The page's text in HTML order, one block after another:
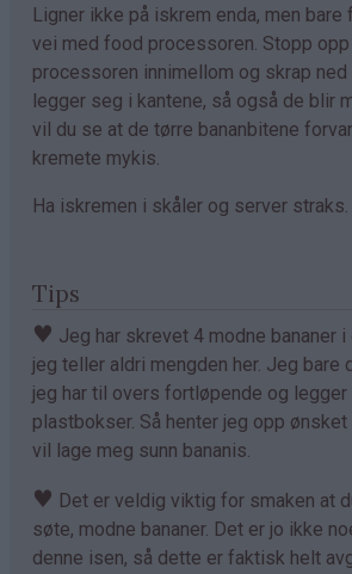
Ligner ikke på iskrem enda, men
vei med food processoren. Stopp
processoren innimellom og skrap
legger seg i kantene, så også de blir
vil du se at de tørre bananbitene
kremete mykis.
Ha iskremen i skåler og server straks.
Tips
♥ Jeg har skrevet 4 modne bananer
jeg teller aldri mengden her. Jeg bare
jeg har til overs fortløpende og legger
plastbokser. Så henter jeg opp ønsket
vil lage meg sunn bananis.
♥ Det er veldig viktig for smaken at
søte, modne bananer. Det er jo ikke
denne isen, så dette er faktisk helt